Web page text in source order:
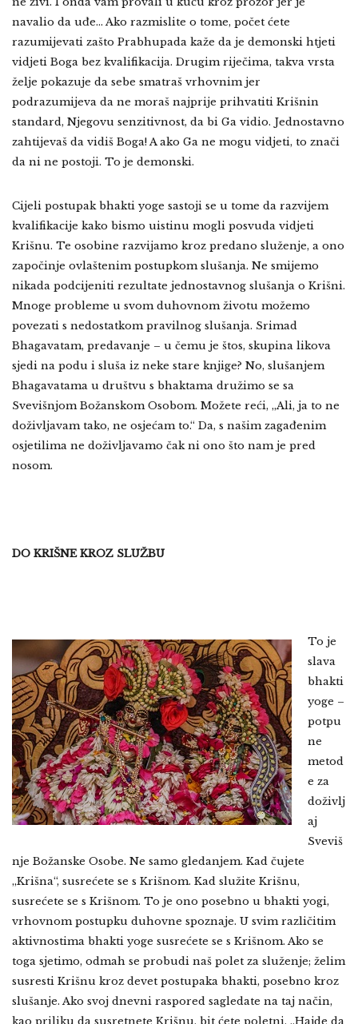
navalio da uđe… Ako razmislite o tome, počet ćete
razumijevati zašto Prabhupada kaže da je demonski htjeti
vidjeti Boga bez kvalifikacija. Drugim riječima, takva vrsta
želje pokazuje da sebe smatraš vrhovnim jer
podrazumijeva da ne moraš najprije prihvatiti Krišnin
standard, Njegovu senzitivnost, da bi Ga vidio. Jednostavno
zahtijevaš da vidiš Boga! A ako Ga ne mogu vidjeti, to znači
da ni ne postoji. To je demonski.
Cijeli postupak bhakti yoge sastoji se u tome da razvijem
kvalifikacije kako bismo uistinu mogli posvuda vidjeti
Krišnu. Te osobine razvijamo kroz predano služenje, a ono
započinje ovlaštenim postupkom slušanja. Ne smijemo
nikada podcijeniti rezultate jednostavnog slušanja o Krišni.
Mnoge probleme u svom duhovnom životu možemo
povezati s nedostatkom pravilnog slušanja. Srimad
Bhagavatam, predavanje – u čemu je štos, skupina likova
sjedi na podu i sluša iz neke stare knjige? No, slušanjem
Bhagavatama u društvu s bhaktama družimo se sa
Svevišnjom Božanskom Osobom. Možete reći, „Ali, ja to ne
doživljavam tako, ne osjećam to.“ Da, s našim zagađenim
osjetilima ne doživljavamo čak ni ono što nam je pred
nosom.
DO KRIŠNE KROZ SLUŽBU
To je
slava
bhakti
yoge –
potpu
ne
metod
e za
doživlj
aj
Sveviš
nje Božanske Osobe. Ne samo gledanjem. Kad čujete
„Krišna“, susrećete se s Krišnom. Kad služite Krišnu,
susrećete se s Krišnom. To je ono posebno u bhakti yogi,
vrhovnom postupku duhovne spoznaje. U svim različitim
aktivnostima bhakti yoge susrećete se s Krišnom. Ako se
toga sjetimo, odmah se probudi naš polet za služenje; želim
susresti Krišnu kroz devet postupaka bhakti, posebno kroz
slušanje. Ako svoj dnevni raspored sagledate na taj način,